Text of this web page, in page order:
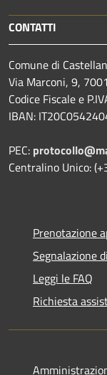
CONTATTI
Comune di
Via Marconi, 9,
Codice Fiscale e
IBAN:
PEC:
Centralino Unico:
Prenotazione
Segnalazione
Leggi le FAQ
Richiesta